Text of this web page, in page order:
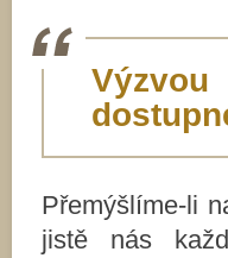
Přemýšlíme-li
jistě nás